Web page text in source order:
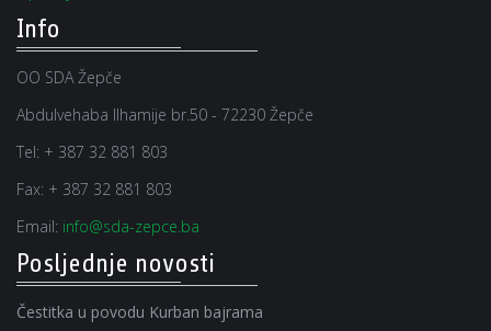
Info
OO SDA Žepče
Abdulvehaba Ilhamije br.50 - 72230 Žepče
Tel: + 387 32 881 803
Fax: + 387 32 881 803
Email: info@sda-zepce.ba
Posljednje novosti
Čestitka u povodu Kurban bajrama